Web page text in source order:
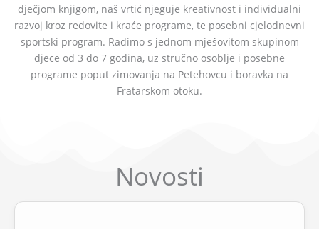
dječjom knjigom, naš vrtić njeguje kreativnost i individualni
razvoj kroz redovite i kraće programe, te posebni cjelodnevni
sportski program. Radimo s jednom mješovitom skupinom
djece od 3 do 7 godina, uz stručno osoblje i posebne
programe poput zimovanja na Petehovcu i boravka na
Fratarskom otoku.
Novosti